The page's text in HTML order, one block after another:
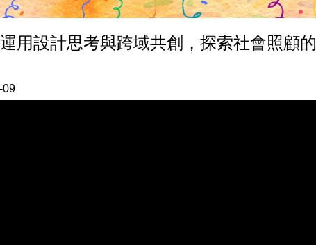
用設計思考與跨域共創，探索社會照顧
09